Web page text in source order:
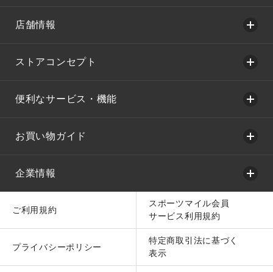
店舗情報
ストアコンセプト
便利なサービス・機能
お買い物ガイド
企業情報
ご利用規約
スポーツマイル会員
サービス利用規約
プライバシーポリシー
特定商取引法に基づく
表示